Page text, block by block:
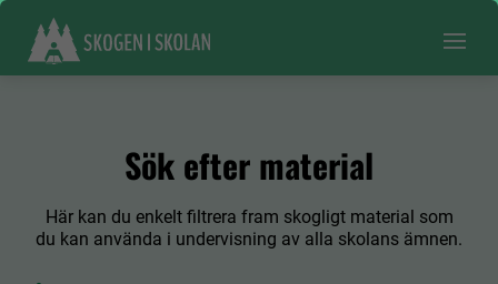
Sök efter material
Här kan du enkelt filtrera fram skogligt material som
du kan använda i undervisning av alla skolans ämnen.